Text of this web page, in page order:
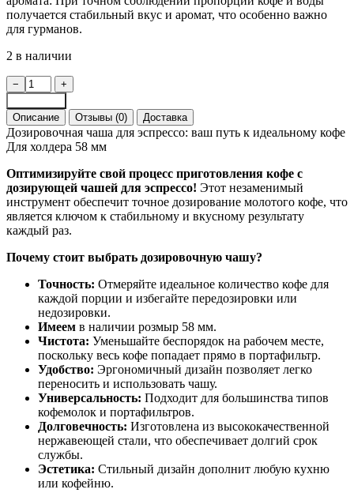
получается стабильный вкус и аромат, что особенно важно
для гурманов.
2 в наличии
Количество
товара
Дозировочная
чаша
58
мм
VD
Dosing
−
+
Описание
Отзывы (0) Доставка
Дозировочная чаша для эспрессо: ваш путь к идеальному кофе
Для холдера 58 мм
Оптимизируйте свой процесс приготовления кофе с
дозирующей чашей для эспрессо! Этот незаменимый
инструмент обеспечит точное дозирование молотого кофе, что
является ключом к стабильному и вкусному результату
каждый раз.
Почему стоит выбрать дозировочную чашу?
Точность: Отмеряйте идеальное количество кофе для
каждой порции и избегайте передозировки или
недозировки.
Имеем в наличии розмыр 58 мм.
Чистота: Уменьшайте беспорядок на рабочем месте,
поскольку весь кофе попадает прямо в портафильтр.
Удобство: Эргономичный дизайн позволяет легко
переносить и использовать чашу.
Универсальность: Подходит для большинства типов
кофемолок и портафильтров.
Долговечность: Изготовлена из высококачественной
нержавеющей стали, что обеспечивает долгий срок
службы.
Эстетика: Стильный дизайн дополнит любую кухню
или кофейню.